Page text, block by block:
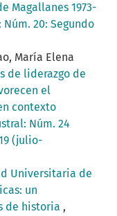
Magallanes 1973-
20: Segundo
María Elena
de liderazgo de
el
contexto
Núm. 24
(julio-
Universitaria de
un
de historia ,